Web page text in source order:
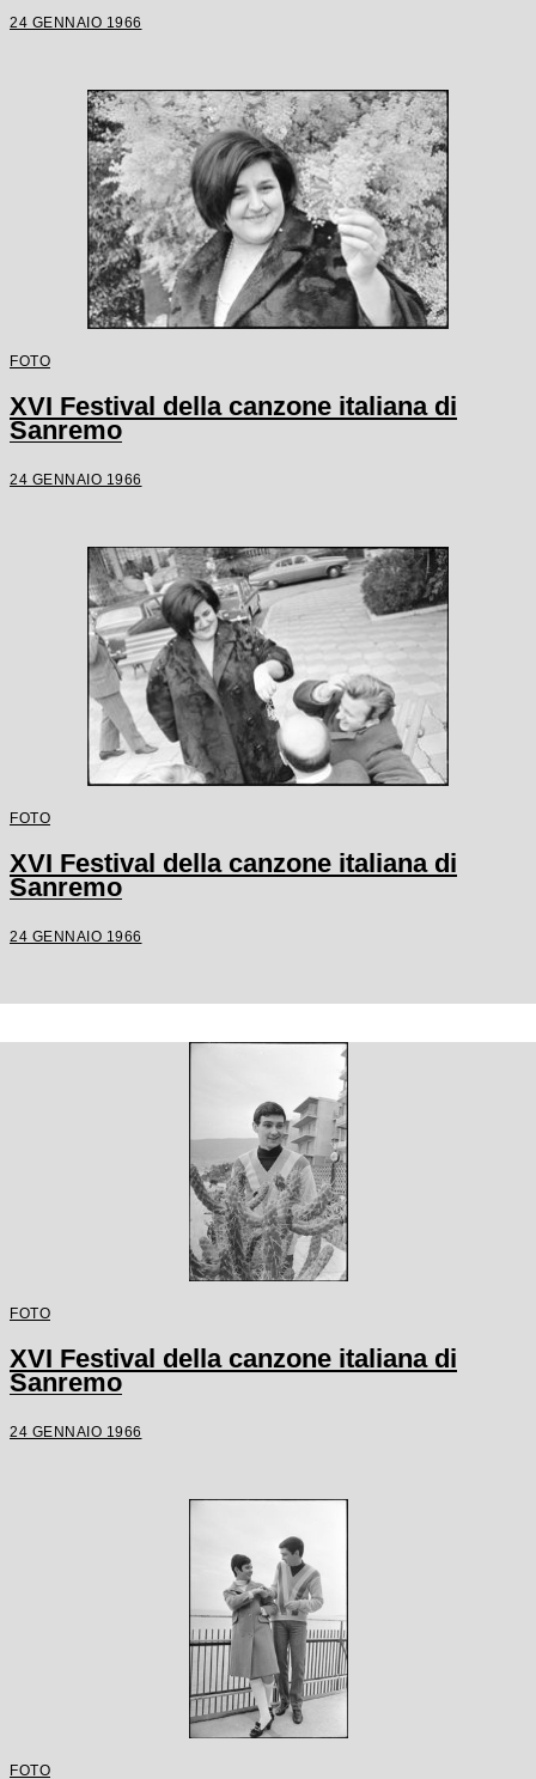
24 GENNAIO 1966
FOTO
XVI Festival della canzone italiana di
Sanremo
24 GENNAIO 1966
FOTO
XVI Festival della canzone italiana di
Sanremo
24 GENNAIO 1966
FOTO
XVI Festival della canzone italiana di
Sanremo
24 GENNAIO 1966
FOTO